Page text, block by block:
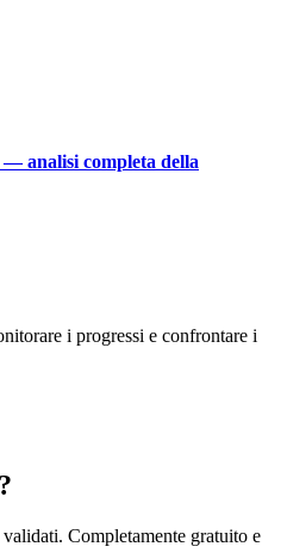
analisi completa della
i progressi e confrontare i
Completamente gratuito e